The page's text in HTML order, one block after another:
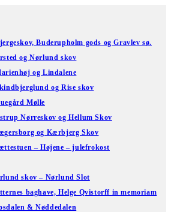
Buderupholm gods og Gravlev sø.
og Nørlund skov
og Lindalene
og Rise skov
Mølle
Nørreskov og Hellum Skov
og Kærbjerg Skov
– Højene – julefrokost
skov – Nørlund Slot
baghave, Helge Qvistorff in memoriam
& Nøddedalen